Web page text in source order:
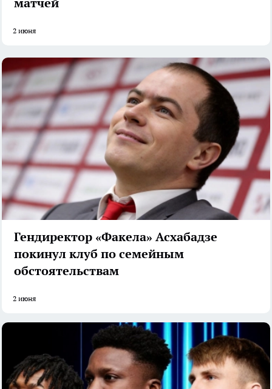
матчей
2 июня
Гендиректор «Факела» Асхабадзе
покинул клуб по семейным
обстоятельствам
2 июня